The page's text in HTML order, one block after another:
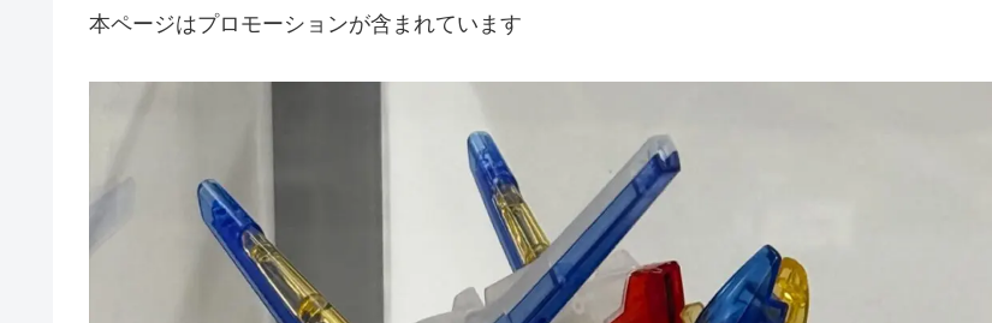
本ページはプロモーションが含まれています